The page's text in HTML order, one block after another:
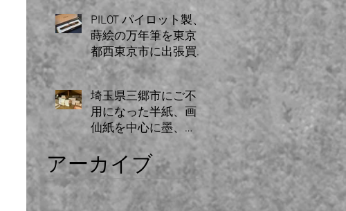
PILOT パイロット製、
蒔絵の万年筆を東京
都西東京市に出張買
取致しました。
埼玉県三郷市にご不
用になった半紙、画
仙紙を中心に墨、
硯、関連図書など大
量の書道具を出張買
取いたしました。
アーカイブ